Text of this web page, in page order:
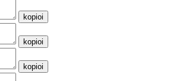
kopioi
kopioi
kopioi